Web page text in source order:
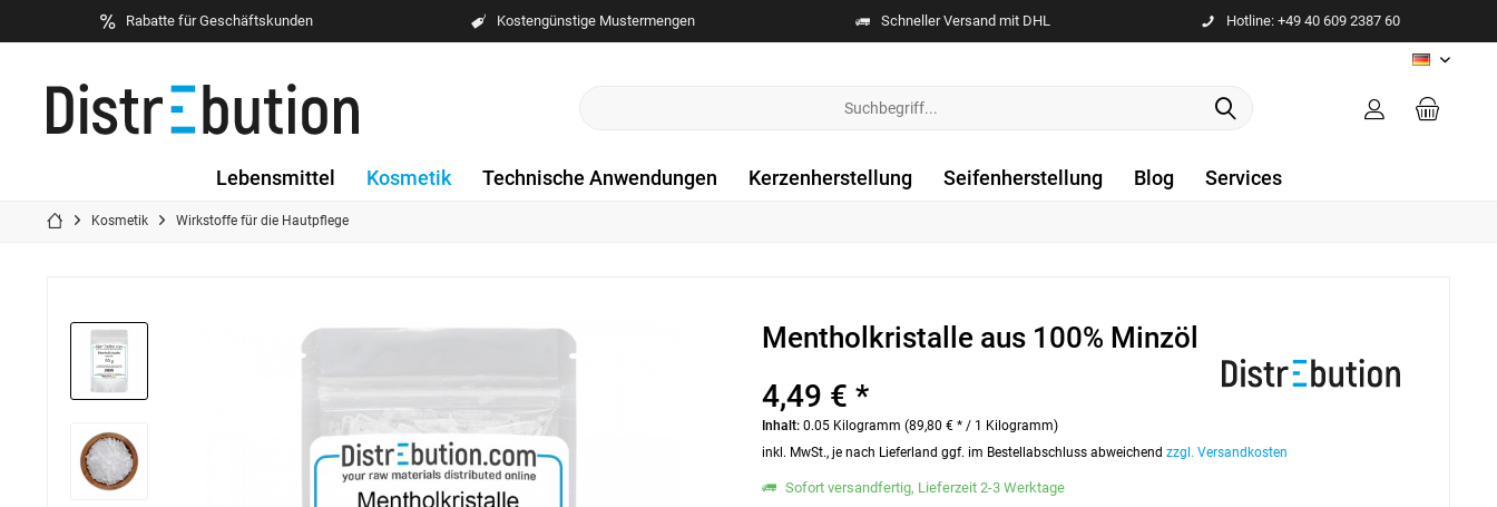
Rabatte für Geschäftskunden Kostengünstige Mustermengen Schneller Versand mit DHL Hotline: +49 40 609 2387 60
DE
Lebensmittel Kosmetik Technische Anwendungen Kerzenherstellung Seifenherstellung Blog Services
Kosmetik Wirkstoffe für die Hautpflege
Mentholkristalle aus 100% Minzöl
4,49 € *
Inhalt:0.05 Kilogramm (89,80 € * / 1 Kilogramm)
inkl. MwSt., je nach Lieferland ggf. im Bestellabschluss abweichendzzgl. Versandkosten
Sofort versandfertig, Lieferzeit 2-3 Werktage